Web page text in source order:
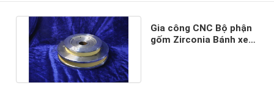
Gia công CNC Bộ phận
gốm Zirconia Bánh xe